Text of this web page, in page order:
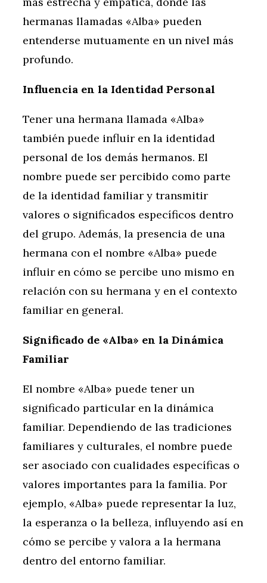
hermanas llamadas «Alba» pueden
entenderse mutuamente en un nivel más
profundo.
Influencia en la Identidad Personal
Tener una hermana llamada «Alba»
también puede influir en la identidad
personal de los demás hermanos. El
nombre puede ser percibido como parte
de la identidad familiar y transmitir
valores o significados específicos dentro
del grupo. Además, la presencia de una
hermana con el nombre «Alba» puede
influir en cómo se percibe uno mismo en
relación con su hermana y en el contexto
familiar en general.
Significado de «Alba» en la Dinámica
Familiar
El nombre «Alba» puede tener un
significado particular en la dinámica
familiar. Dependiendo de las tradiciones
familiares y culturales, el nombre puede
ser asociado con cualidades específicas o
valores importantes para la familia. Por
ejemplo, «Alba» puede representar la luz,
la esperanza o la belleza, influyendo así en
cómo se percibe y valora a la hermana
dentro del entorno familiar.